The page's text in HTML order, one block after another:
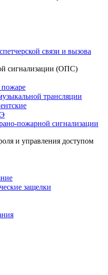
связи и вызова
сигнализации (ОПС)
трансляции
пожарной сигнализации
и управления доступом
защелки